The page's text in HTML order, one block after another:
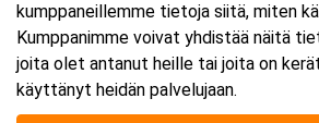
kumppaneillemme tietoja siitä, miten
Kumppanimme voivat yhdistää näitä
joita olet antanut heille tai joita on
käyttänyt heidän palvelujaan.